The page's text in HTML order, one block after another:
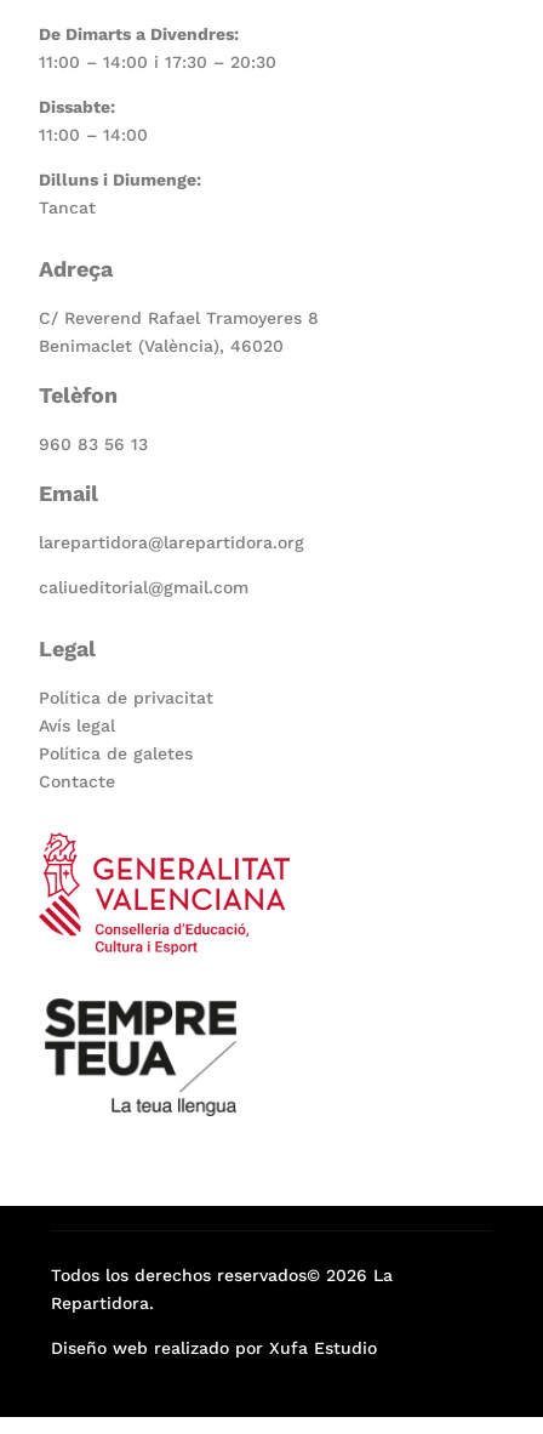
De Dimarts a Divendres:
11:00 – 14:00 i 17:30 – 20:30
Dissabte:
11:00 – 14:00
Dilluns i Diumenge:
Tancat
Adreça
C/ Reverend Rafael Tramoyeres 8
Benimaclet (València), 46020
Telèfon
960 83 56 13
Email
larepartidora@larepartidora.org
caliueditorial@gmail.com
Legal
Política de privacitat
Avís legal
Política de galetes
Contacte
Todos los derechos reservados© 2026 La
Repartidora.
Diseño web realizado por Xufa Estudio